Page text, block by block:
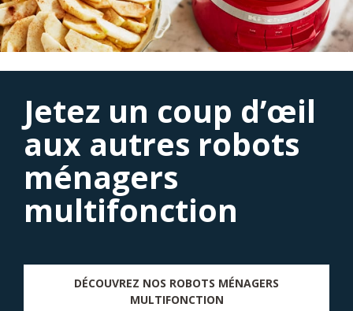
Jetez un coup d’œil
aux autres robots
ménagers
multifonction
DÉCOUVREZ NOS ROBOTS MÉNAGERS
MULTIFONCTION